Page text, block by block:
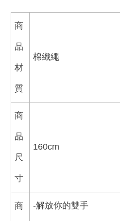
商
品
材
質
棉織繩
商
品
尺
寸
160cm
商 -解放你的雙手